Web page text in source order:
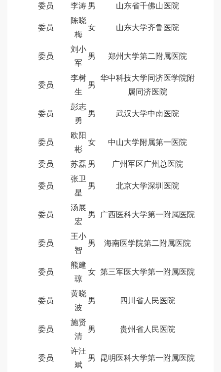
委员
李涛 男 山东省千佛山医院
委员
陈晓
梅
女 山东大学齐鲁医院
委员
刘小
军
男 郑州大学第二附属医院
委员
李树
生
男
华中科技大学同济医学院附
属同济医院
委员
彭志
勇
男 武汉大学中南医院
委员
欧阳
彬
女 中山大学附属第一医院
委员 苏磊 男 广州军区广州总医院
委员
张卫
星
男 北京大学深圳医院
委员
汤展
宏
男 广西医科大学第一附属医院
委员
王小
智
男 海南医学院第二附属医院
委员
熊建
琼
女 第三军医大学第一附属医院
委员
黄晓
波
男 四川省人民医院
委员
施贤
清
男 贵州省人民医院
委员
许汪
斌
男 昆明医科大学第一附属医院